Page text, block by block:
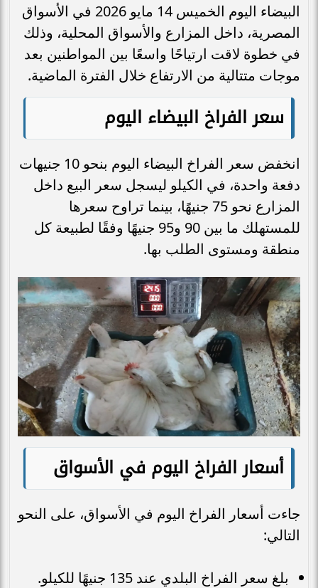
البيضاء اليوم الخميس 14 مايو 2026 في الأسواق
المصرية، داخل المزارع والأسواق المحلية، وذلك
في خطوة لاقت ارتياحًا واسعًا بين المواطنين بعد
موجات متتالية من الارتفاع خلال الفترة الماضية.
سعر الفراخ البيضاء اليوم
انخفض سعر الفراخ البيضاء اليوم بنحو 10 جنيهات
دفعة واحدة، في الكيلو ليسجل سعر البيع داخل
المزارع نحو 75 جنيهًا، بينما تراوح سعرها
للمستهلك ما بين 90 و95 جنيهًا وفقًا لطبيعة كل
منطقة ومستوى الطلب بها.
أسعار الفراخ اليوم في الأسواق
جاءت أسعار الفراخ اليوم في الأسواق، على النحو
التالي:
بلغ سعر الفراخ البلدي عند 135 جنيهًا للكيلو.